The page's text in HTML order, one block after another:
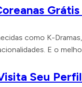
como K-
E o
Seu